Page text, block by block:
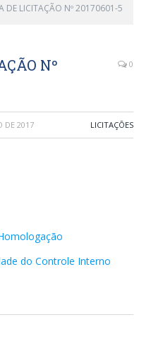
DE LICITAÇÃO Nº 20170601-5
Nº
0
DE 2017 LICITAÇÕES
do Controle Interno